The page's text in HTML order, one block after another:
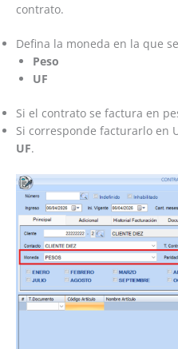
contrato.
Defina la moneda en la que
Peso
UF
Si el contrato se factura en
Si corresponde facturarlo en
UF.